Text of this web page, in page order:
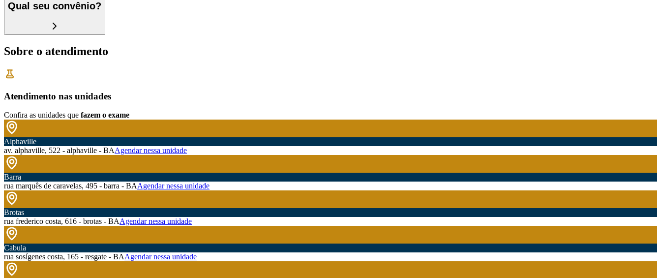
Qual seu convênio?
Sobre o atendimento
Atendimento nas unidades
Confira as unidades que fazem o exame
Alphaville
av. alphaville, 522 - alphaville - BAAgendar nessa unidade
Barra
rua marquês de caravelas, 495 - barra - BAAgendar nessa unidade
Brotas
rua frederico costa, 616 - brotas - BAAgendar nessa unidade
Cabula
rua sosígenes costa, 165 - resgate - BAAgendar nessa unidade